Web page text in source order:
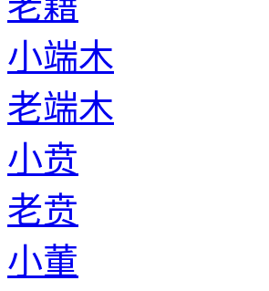
小端木
老端木
小贲
老贲
小董